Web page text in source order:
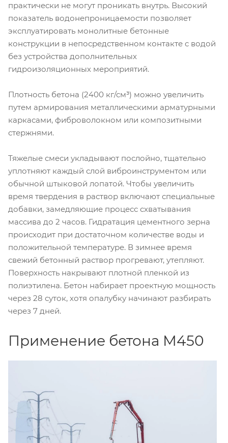
практически не могут проникать внутрь. Высокий
показатель водонепроницаемости позволяет
эксплуатировать монолитные бетонные
конструкции в непосредственном контакте с водой
без устройства дополнительных
гидроизоляционных мероприятий.
Плотность бетона (2400 кг/см³) можно увеличить
путем армирования металлическими арматурными
каркасами, фиброволокном или композитными
стержнями.
Тяжелые смеси укладывают послойно, тщательно
уплотняют каждый слой виброинструментом или
обычной штыковой лопатой. Чтобы увеличить
время твердения в раствор включают специальные
добавки, замедляющие процесс схватывания
массива до 2 часов. Гидратация цементного зерна
происходит при достаточном количестве воды и
положительной температуре. В зимнее время
свежий бетонный раствор прогревают, утепляют.
Поверхность накрывают плотной пленкой из
полиэтилена. Бетон набирает проектную мощность
через 28 суток, хотя опалубку начинают разбирать
через 7 дней.
Применение бетона М450